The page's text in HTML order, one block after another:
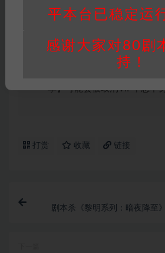
站整理资料的时间成本及网站
重要提醒∶任何情况下，本站
问或购买使用引起的任何行为
享】可能会被取消VIP，恕不
打赏 收藏 链接
剧本杀《黎明系列：暗夜降至
平本台已稳定运
感谢大家对80剧
持！